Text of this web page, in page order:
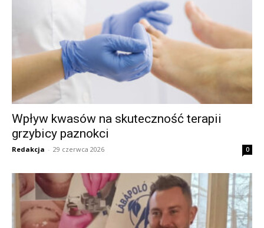
Wpływ kwasów na skuteczność terapii
grzybicy paznokci
Redakcja - 29 czerwca 2026 0